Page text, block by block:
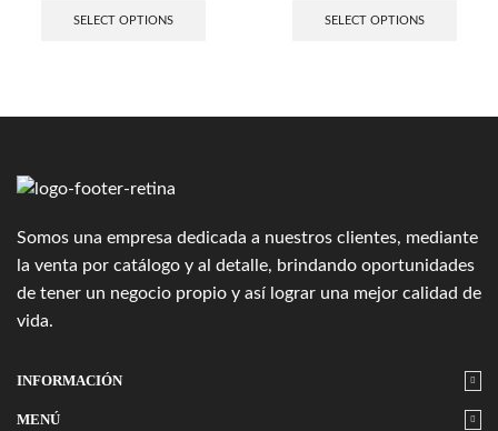
SELECT OPTIONS SELECT OPTIONS
Somos una empresa dedicada a nuestros clientes, mediante
la venta por catálogo y al detalle, brindando oportunidades
de tener un negocio propio y así lograr una mejor calidad de
vida.
INFORMACIÓN
MENÚ